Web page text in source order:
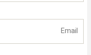
Email